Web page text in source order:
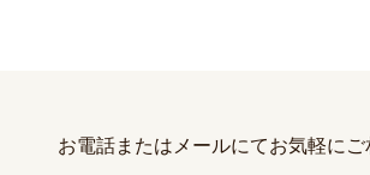
お電話またはメールにてお気軽に